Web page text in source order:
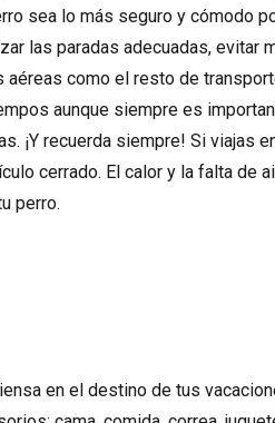
sea lo más seguro y cómodo
las paradas adecuadas, evitar
aéreas como el resto de
aunque siempre es
¡Y recuerda siempre! Si viajas
cerrado. El calor y la falta de
perro.
en el destino de tus